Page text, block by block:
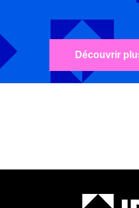
Découvrir